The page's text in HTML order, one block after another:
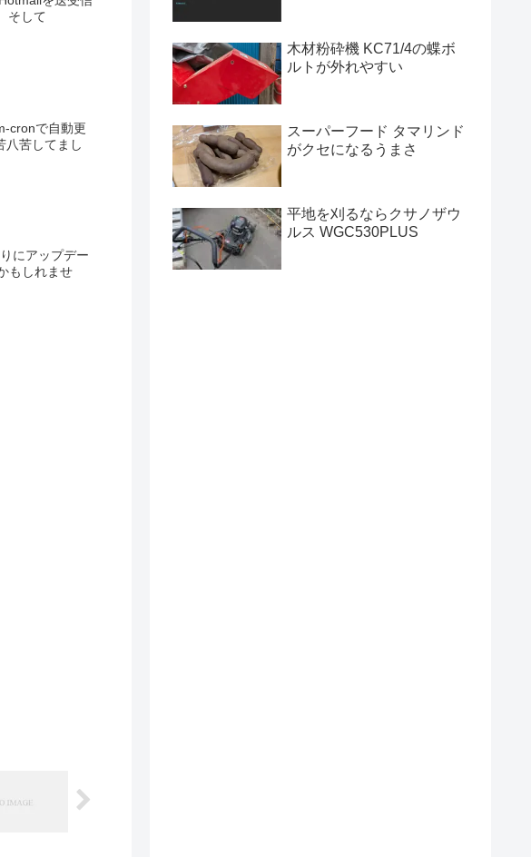
そして
cronで自動更
八苦してまし
にアップデー
もしれませ
木材粉砕機 KC71/4の蝶ボ
ルトが外れやすい
スーパーフード タマリンド
がクセになるうまさ
平地を刈るならクサノザウ
ルス WGC530PLUS